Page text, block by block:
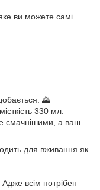
ви можете самі
🌄
330 мл.
смачнішими, а ваш
для вживання як
всім потрібен